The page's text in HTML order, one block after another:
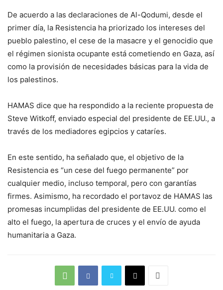
De acuerdo a las declaraciones de Al-Qodumi, desde el
primer día, la Resistencia ha priorizado los intereses del
pueblo palestino, el cese de la masacre y el genocidio que
el régimen sionista ocupante está cometiendo en Gaza, así
como la provisión de necesidades básicas para la vida de
los palestinos.
HAMAS dice que ha respondido a la reciente propuesta de
Steve Witkoff, enviado especial del presidente de EE.UU., a
través de los mediadores egipcios y cataríes.
En este sentido, ha señalado que, el objetivo de la
Resistencia es “un cese del fuego permanente” por
cualquier medio, incluso temporal, pero con garantías
firmes. Asimismo, ha recordado el portavoz de HAMAS las
promesas incumplidas del presidente de EE.UU. como el
alto el fuego, la apertura de cruces y el envío de ayuda
humanitaria a Gaza.